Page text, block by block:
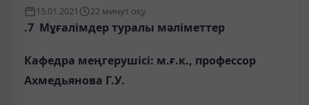
15.01.2021 22 минут оқу
.7 Мұғалімдер туралы мәліметтер
Кафедра меңгерушісі: м.ғ.к., профессор
Ахмедьянова Г.У.